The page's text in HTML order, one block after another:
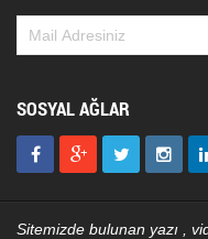
SOSYAL AĞLAR
Sitemizde bulunan yazı ,